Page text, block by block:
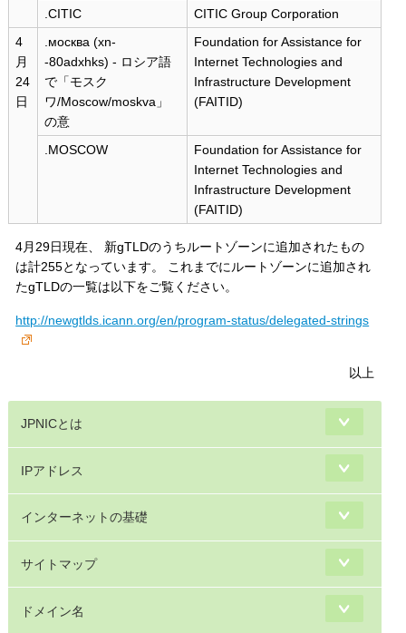
.CITIC
CITIC Group Corporation
4
月
24
日
.москва (xn-
-80adxhks) - ロシア語
で「モスク
ワ/Moscow/moskva」
の意
Foundation for Assistance for
Internet Technologies and
Infrastructure Development
(FAITID)
.MOSCOW
Foundation for Assistance for
Internet Technologies and
Infrastructure Development
(FAITID)
4月29日現在、 新gTLDのうちルートゾーンに追加されたもの
は計255となっています。 これまでにルートゾーンに追加され
たgTLDの一覧は以下をご覧ください。
http://newgtlds.icann.org/en/program-status/delegated-strings
以上
JPNICとは
IPアドレス
インターネットの基礎
サイトマップ
ドメイン名